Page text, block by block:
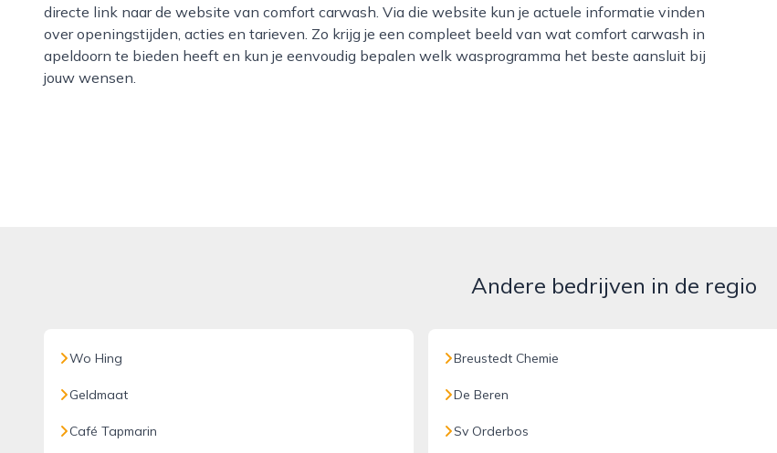
directe link naar de website van comfort carwash. Via die website kun je actuele informatie vinden
over openingstijden, acties en tarieven. Zo krijg je een compleet beeld van wat comfort carwash in
apeldoorn te bieden heeft en kun je eenvoudig bepalen welk wasprogramma het beste aansluit bij
jouw wensen.
Andere bedrijven in de regio
Wo Hing
Geldmaat
Café Tapmarin
Breustedt Chemie
De Beren
Sv Orderbos